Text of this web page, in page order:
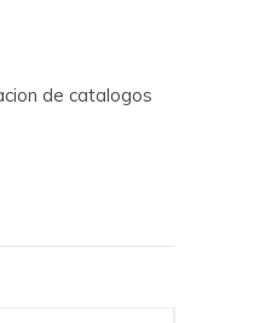
de catalogos